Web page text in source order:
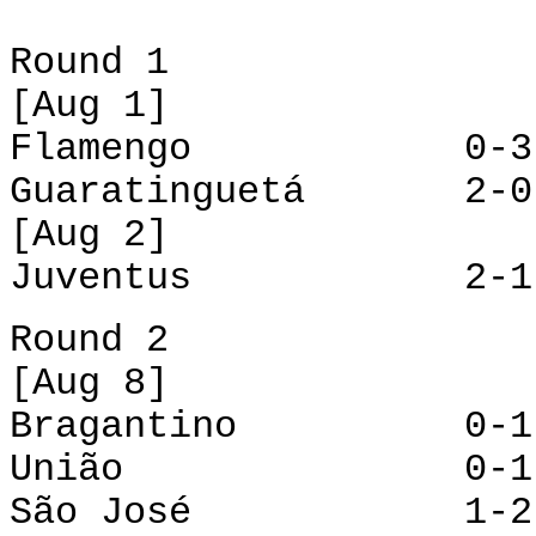
Round 1
[Aug 1]
Flamengo 0-3
Guaratinguetá 2-
[Aug 2]
Juventus 2-1
Round 2
[Aug 8]
Bragantino 0-1
União 0-1
São José 1-2